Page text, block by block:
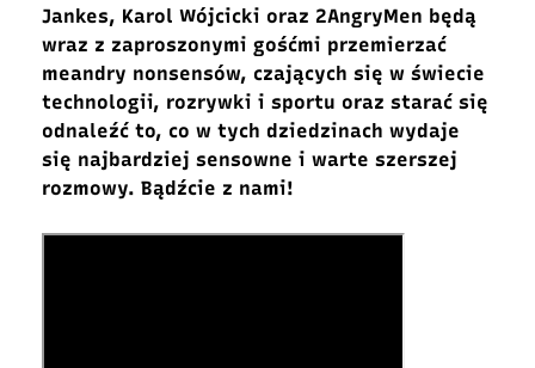
Jankes, Karol Wójcicki oraz 2AngryMen będą
wraz z zaproszonymi gośćmi przemierzać
meandry nonsensów, czających się w świecie
technologii, rozrywki i sportu oraz starać się
odnaleźć to, co w tych dziedzinach wydaje
się najbardziej sensowne i warte szerszej
rozmowy. Bądźcie z nami!